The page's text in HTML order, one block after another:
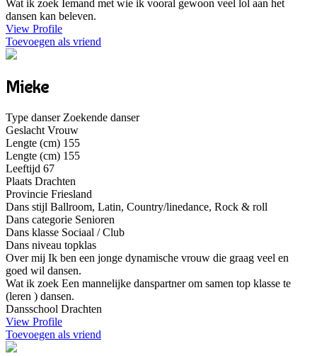
Wat ik zoek Iemand met wie ik vooral gewoon veel lol aan het
dansen kan beleven.
View Profile
Toevoegen als vriend
Mieke
Type danser Zoekende danser
Geslacht Vrouw
Lengte (cm) 155
Lengte (cm) 155
Leeftijd 67
Plaats Drachten
Provincie Friesland
Dans stijl Ballroom, Latin, Country/linedance, Rock & roll
Dans categorie Senioren
Dans klasse Sociaal / Club
Dans niveau topklas
Over mij Ik ben een jonge dynamische vrouw die graag veel en
goed wil dansen.
Wat ik zoek Een mannelijke danspartner om samen top klasse te
(leren ) dansen.
Dansschool Drachten
View Profile
Toevoegen als vriend